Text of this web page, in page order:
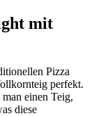
mit
Pizza
perfekt.
einen Teig,
diese